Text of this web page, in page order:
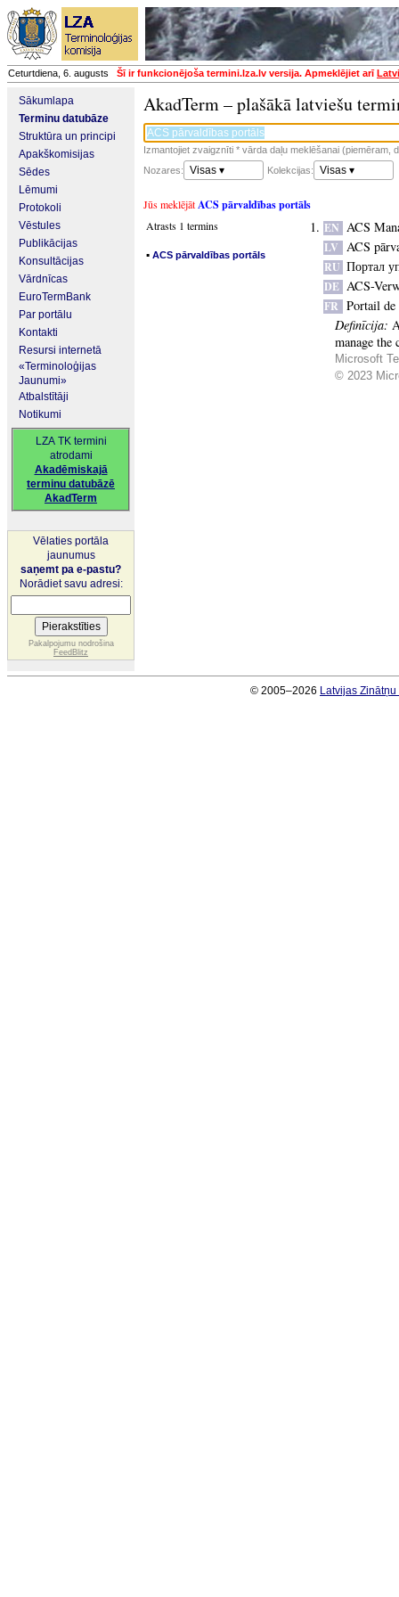
Ceturtdiena, 6. augusts Šī ir funkcionējoša termini.lza.lv versija. Apmeklējiet arī
Sākumlapa
Terminu datubāze
Struktūra un principi
Apakškomisijas
Sēdes
Lēmumi
Protokoli
Vēstules
Publikācijas
Konsultācijas
Vārdnīcas
EuroTermBank
Par portālu
Kontakti
Resursi internetā
«Terminoloģijas
Jaunumi»
Atbalstītāji
Notikumi
LZA TK termini
atrodami
Akadēmiskajā
terminu datubāzē
AkadTerm
Vēlaties portāla
jaunumus
saņemt pa e-pastu?
Norādiet savu adresi:
Pakalpojumu nodrošina
FeedBlitz
AkadTerm – plašākā latviešu
Izmantojiet zvaigznīti * vārda daļu meklēšanai (piemēram,
Nozares:
Visas ▾ Kolekcijas: Visas ▾
Jūs meklējātACS pārvaldības portāls
Atrasts 1 termins
▪ ACS pārvaldības portāls
EN ACS
LV ACS
RU Портал
DE ACS-
FR Portail
Definīcija:
manage the
Microsoft
© 2023
© 2005–2026 Latvijas